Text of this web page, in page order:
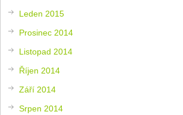
Leden 2015
Prosinec 2014
Listopad 2014
Říjen 2014
Září 2014
Srpen 2014